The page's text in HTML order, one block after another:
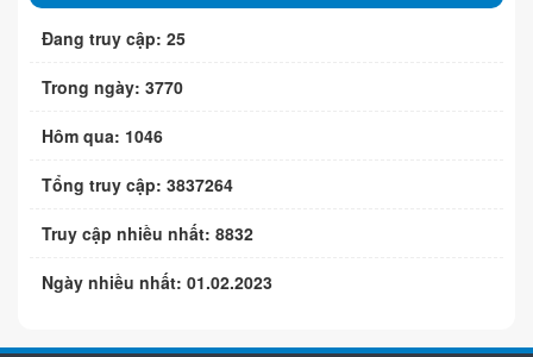
Đang truy cập: 25
Trong ngày: 3770
Hôm qua: 1046
Tổng truy cập: 3837264
Truy cập nhiều nhất: 8832
Ngày nhiều nhất: 01.02.2023